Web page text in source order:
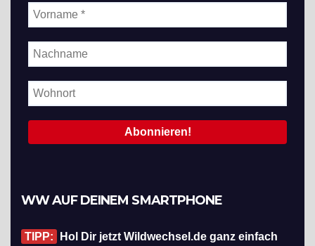
WW AUF DEINEM SMARTPHONE
TIPP:
Hol Dir jetzt Wildwechsel.de ganz einfach